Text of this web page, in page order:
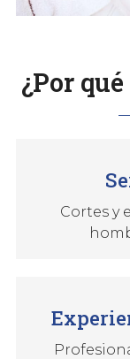
¿Por
Cortes y